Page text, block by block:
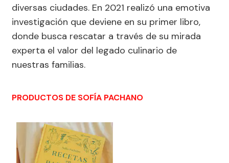
diversas ciudades. En 2021 realizó una emotiva
investigación que deviene en su primer libro,
donde busca rescatar a través de su mirada
experta el valor del legado culinario de
nuestras familias.
PRODUCTOS DE SOFÍA PACHANO